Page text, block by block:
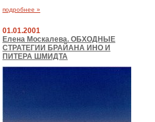
подробнее »
01.01.2001
Елена Москалева. ОБХОДНЫЕ
СТРАТЕГИИ БРАЙАНА ИНО И
ПИТЕРА ШМИДТА